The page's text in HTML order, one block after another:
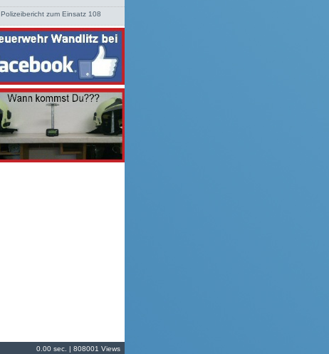
Polizeibericht zum Einsatz 108
0.00 sec. | 808001 Views